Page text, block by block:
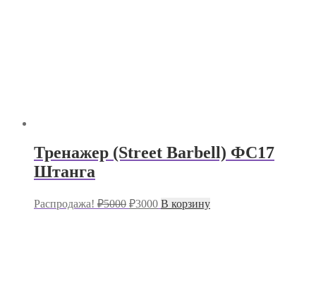
Тренажер (Street Barbell) ФС17
Штанга
Распродажа! ₽5000 Первоначальная
₽3000Текущая
цена:
В корзину